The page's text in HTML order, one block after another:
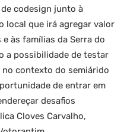
codesign junto à
local que irá agregar valor
às famílias da Serra do
a possibilidade de testar
contexto do semiárido
de entrar em
desafios
Cloves Carvalho,